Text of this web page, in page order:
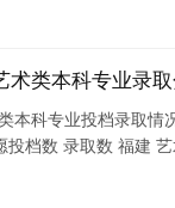
术类本科专业录
本科专业投档录取情
投档数 录取数 福建